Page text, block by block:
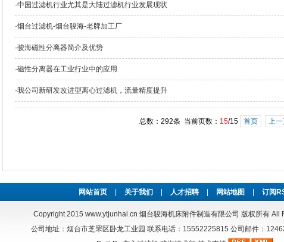
·中国过滤机行业尤其是大陆过滤机行业发展现状
·烟台过滤机-烟台骏海-老牌加工厂
·骏海磁性分离器简介及优势
·磁性分离器在工业行业中的应用
·我公司新研发改进型离心过滤机，流量精度提升
总数：292条 当前页数： 15/15 首页 上一
网站首页 关于我们 人才招聘 网站地图 订阅
Copyright 2015 www.ytjunhai.cn 烟台骏海机床附件制造有限公司 版权所有 All
公司地址：烟台市芝罘区卧龙工业园 联系电话：15552225815 公司邮件：